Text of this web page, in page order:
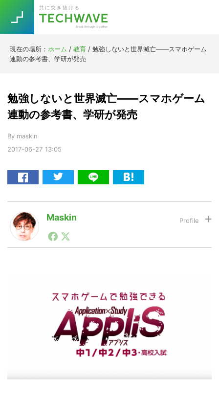
primary
navigation
main
content
primary
sidebar
footer
共に突き抜ける
現在の場所： ホーム / 教育 / 勉強しないと世界滅亡――スマホゲーム
連動の参考書、学研が発売
2017-06-27 13:05
勉強しないと世界滅亡――スマホゲーム
連動の参考書、学研が発売
By maskin
Maskin
1990年代初頭から記者としてまた起業家としてITスタ
ートアップ業界のハードウェアからソフトウェアの事業
スクとして数億PV事業に。世界最大IT系メディア（ス
ペイン）の元日本編集長、World Innovation Lab(WiL)
などを経て、現在、スタートアップ支援側の取り組みに
注力中。
TOPICS
RE:LIFE
Re:Work
AI
[Startup]
[Voice Edition]
[YouTube]
Trend 今話題の注目キーワード
5G Asana テレワーク